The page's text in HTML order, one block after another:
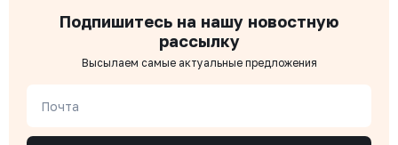
Подпишитесь на нашу новостную
рассылку
Высылаем самые актуальные предложения
Почта